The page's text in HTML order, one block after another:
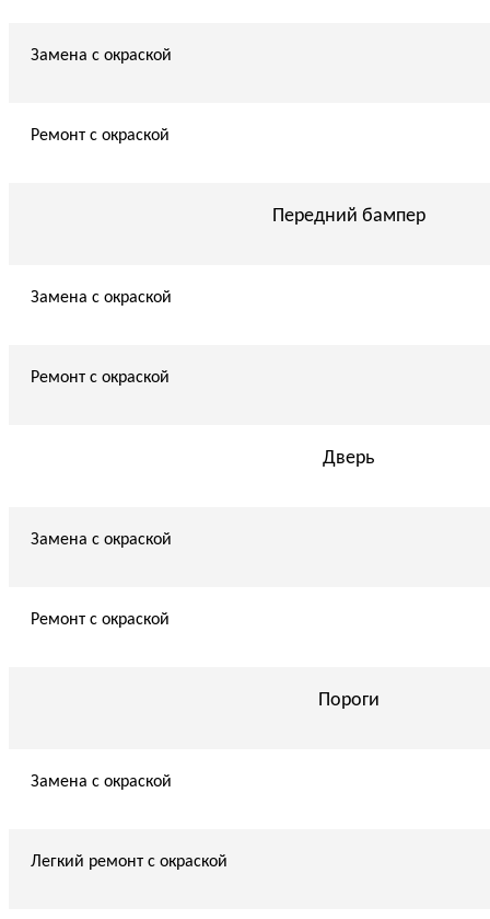
Замена с окраской
Ремонт с окраской
Передний бампер
Замена с окраской
Ремонт с окраской
Дверь
Замена с окраской
Ремонт с окраской
Пороги
Замена с окраской
Легкий ремонт с окраской